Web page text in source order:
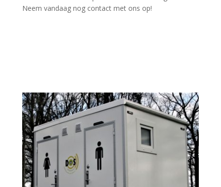
Neem vandaag nog contact met ons op!